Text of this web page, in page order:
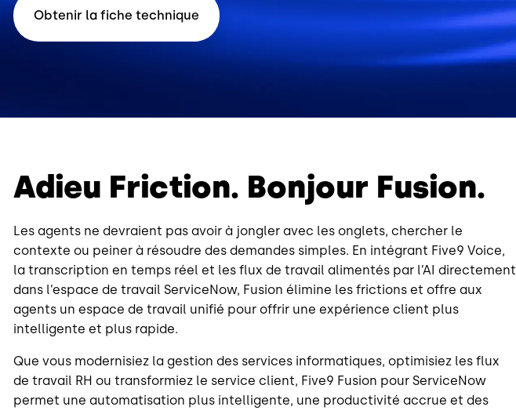
Obtenir la fiche technique
Adieu Friction. Bonjour Fusion.
Les agents ne devraient pas avoir à jongler avec les onglets, chercher le
contexte ou peiner à résoudre des demandes simples. En intégrant Five9 Voice,
la transcription en temps réel et les flux de travail alimentés par l’AI directement
dans l’espace de travail ServiceNow, Fusion élimine les frictions et offre aux
agents un espace de travail unifié pour offrir une expérience client plus
intelligente et plus rapide.
Que vous modernisiez la gestion des services informatiques, optimisiez les flux
de travail RH ou transformiez le service client, Five9 Fusion pour ServiceNow
permet une automatisation plus intelligente, une productivité accrue et des